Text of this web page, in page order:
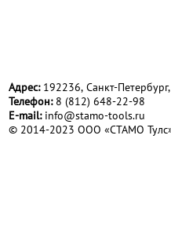
Адрес:192236, Санкт-
Телефон:8 (812) 648-22-98
Е-mail: info@stamo-tools.ru
© 2014-2023 ООО «СТАМО